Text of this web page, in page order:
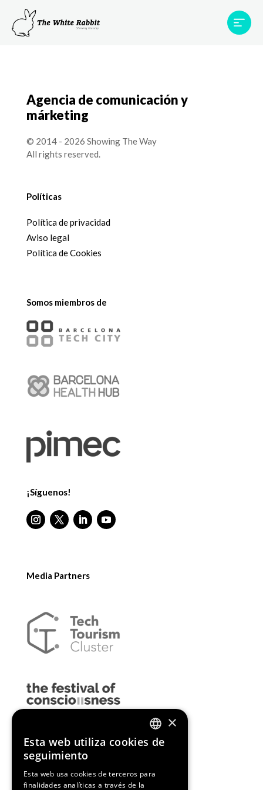
Proyectos
Testimonios
Agencia de comunicación y
márketing
© 2014 - 2026 Showing The Way
All rights reserved.
Políticas
Política de privacidad
Aviso legal
Política de Cookies
Somos miembros de
¡Síguenos!
Media Partners
ENGLISH
×
Esta web utiliza cookies de
seguimiento
Esta web usa cookies de terceros para
finalidades analíticas a través de la